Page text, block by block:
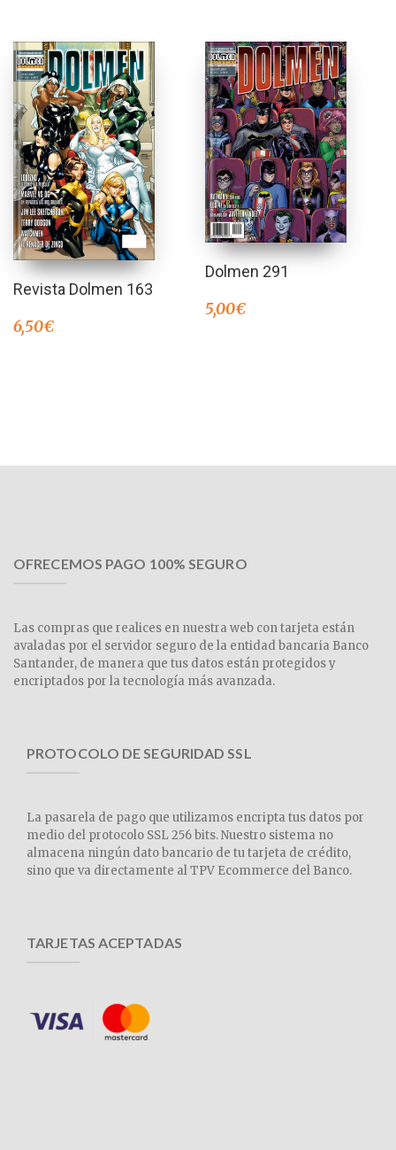
Revista Dolmen 163
6,50€
Dolmen 291
5,00€
OFRECEMOS PAGO 100% SEGURO
Las compras que realices en nuestra web con tarjeta están
avaladas por el servidor seguro de la entidad bancaria Banco
Santander, de manera que tus datos están protegidos y
encriptados por la tecnología más avanzada.
PROTOCOLO DE SEGURIDAD SSL
La pasarela de pago que utilizamos encripta tus datos por
medio del protocolo SSL 256 bits. Nuestro sistema no
almacena ningún dato bancario de tu tarjeta de crédito,
sino que va directamente al TPV Ecommerce del Banco.
TARJETAS ACEPTADAS